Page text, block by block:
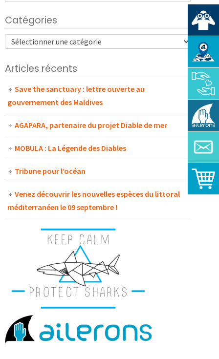
Catégories
Articles récents
Save the sanctuary : lettre ouverte au
gouvernement des Maldives
AGAPARA, partenaire du projet Diable de mer
MOBULA : La Légende des Diables
Tribune pour l’océan
Venez découvrir les nouvelles espèces du littoral
méditerranéen le 09 septembre !